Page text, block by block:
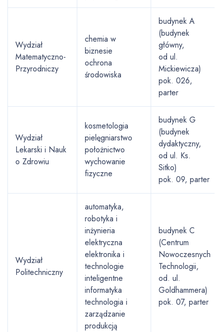
Wydział
Matematyczno-
Przyrodniczy
chemia w
biznesie
ochrona
środowiska
budynek A
(budynek
główny,
od ul.
Mickiewicza)
pok. 026,
parter
Wydział
Lekarski i Nauk
o Zdrowiu
kosmetologia
pielęgniarstwo
położnictwo
wychowanie
fizyczne
budynek G
(budynek
dydaktyczny,
od ul. Ks.
Sitko)
pok. 09, parter
Wydział
Politechniczny
automatyka,
robotyka i
inżynieria
elektryczna
elektronika i
technologie
inteligentne
informatyka
technologia i
zarządzanie
produkcją
budynek C
(Centrum
Nowoczesnych
Technologii,
od. ul.
Goldhammera)
pok. 07, parter